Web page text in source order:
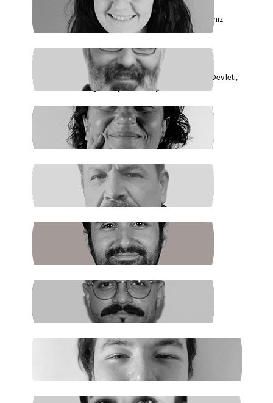
FİDAN ATASELİM
Paketinizle 6284’e Dokunamayacaksınız
VEYSEL AKTAŞ
Faşizmin Yeniden Biçimlenmesi. Kriz Devleti,
Hegemonya ve Türkiye
GÜLSÜM KAV
Şiddetin İlacı, Barışa Kavuşmaktır
RAŞİT ŞAHİN
Boş Koltukta Kim Oturuyordu?
BATUHAN GÜNDOĞDU
Halkın Kendi Kendini Yönetmesi
FIRAT ÖZTAŞ
AKP Kaybetti
EGE ŞAHİN
Madenciler İşaret Verdi